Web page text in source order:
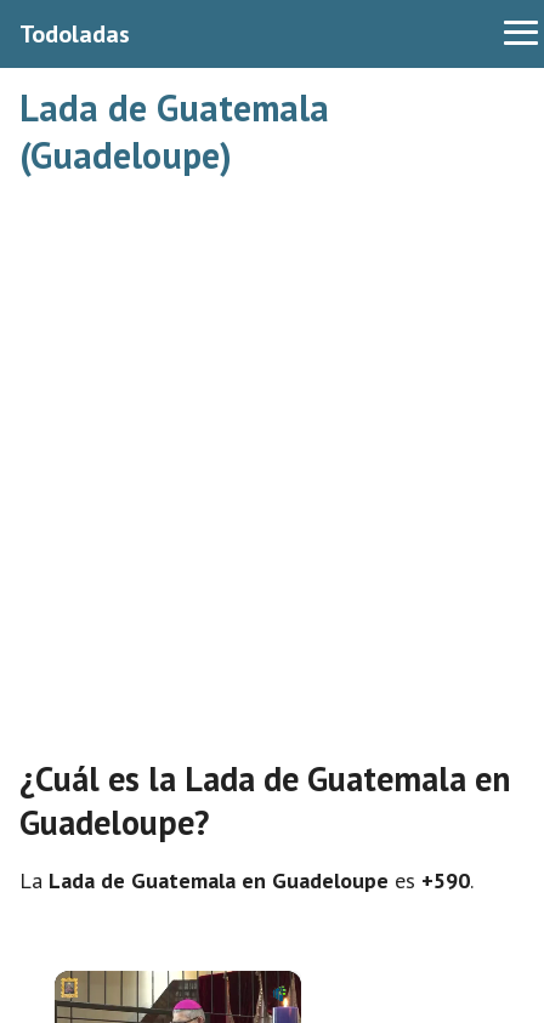
Todoladas
Lada de Guatemala
(Guadeloupe)
¿Cuál es la Lada de Guatemala en
Guadeloupe?
La Lada de Guatemala en Guadeloupe es +590.
×